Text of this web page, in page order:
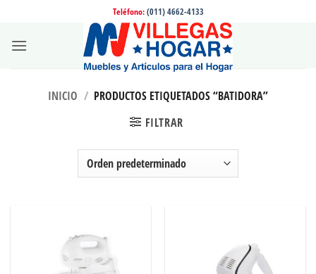
contenido
Teléfono: (011) 4662-4133
INICIO / PRODUCTOS ETIQUETADOS “BATIDORA”
FILTRAR